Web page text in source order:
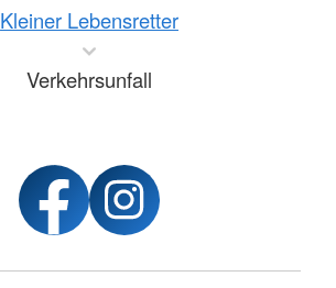
Kleiner Lebensretter
Verkehrsunfall